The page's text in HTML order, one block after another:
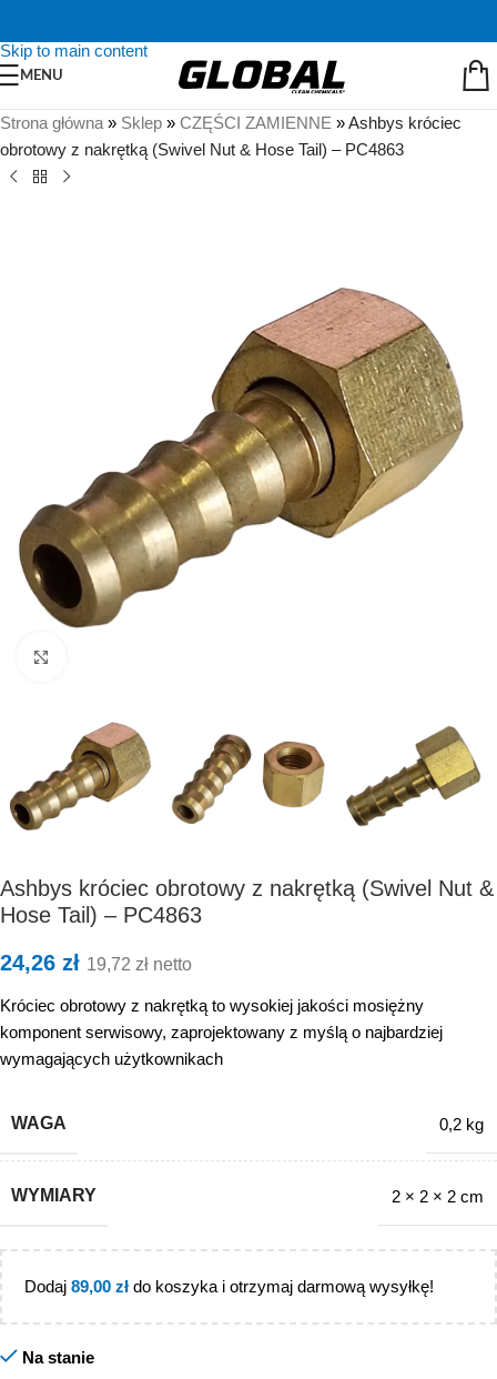
Skip to main content
MENU
Strona główna » Sklep » CZĘŚCI ZAMIENNE »Ashbys króciec
obrotowy z nakrętką (Swivel Nut & Hose Tail) – PC4863
Ashbys króciec obrotowy z nakrętką (Swivel Nut &
Hose Tail) – PC4863
24,26 zł 19,72 zł netto
Króciec obrotowy z nakrętką to wysokiej jakości mosiężny
komponent serwisowy, zaprojektowany z myślą o najbardziej
wymagających użytkownikach
WAGA 0,2 kg
WYMIARY 2 × 2 × 2 cm
Dodaj 89,00 zł do koszyka i otrzymaj darmową wysyłkę!
Na stanie